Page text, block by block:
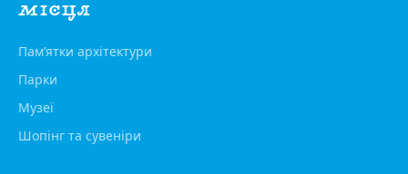
МІСЦЯ
Пам’ятки архітектури
Парки
Музеї
Шопінг та сувеніри